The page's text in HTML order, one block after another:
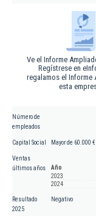
Ve el Informe
Regístrese en
regalamos el Informe
esta
Número de
empleados
Capital Social Mayor de 60.000 €
Ventas
últimos años
Año
2023
2024
Resultado
2025
Negativo